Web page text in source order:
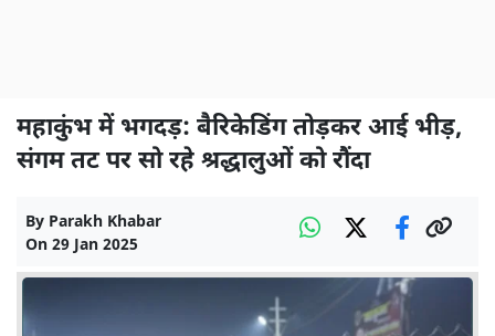
महाकुंभ में भगदड़: बैरिकेडिंग तोड़कर आई भीड़,
संगम तट पर सो रहे श्रद्धालुओं को रौंदा
By Parakh Khabar
On 29 Jan 2025